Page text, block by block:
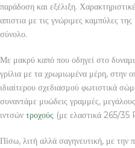
παράδοση και εξέλιξη.
απιστια με τις γνώριμες καμπύλες
σύνολο.
Με μακρύ καπό που οδηγεί στο
γρίλια με τα χρωμιωμένα μέρη, στην
ιδιαίτερου σχεδιασμού φωτιστικά
συναντάμε μυώδεις γραμμές,
ιντσών τροχούς (με ελαστικά 265/35
Πίσω, λιτή αλλά σαγηνευτική, με την